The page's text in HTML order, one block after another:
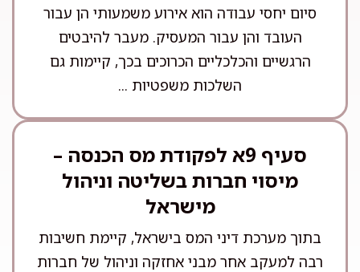
סיום יחסי עבודה הוא אירוע משמעותי הן עבור
העובד והן עבור המעסיק. מעבר להיבטים
הרגשיים והכלכליים הכרוכים בכך, קיימות גם
השלכות משפטיות ...
סעיף 9א לפקודת מס הכנסה –
מיסוי חברות בשליטה וניהול
מישראל
בתוך מערכת דיני המס בישראל, קיימת חשיבות
רבה למעקב אחר מבני אחזקה וניהול של חברות